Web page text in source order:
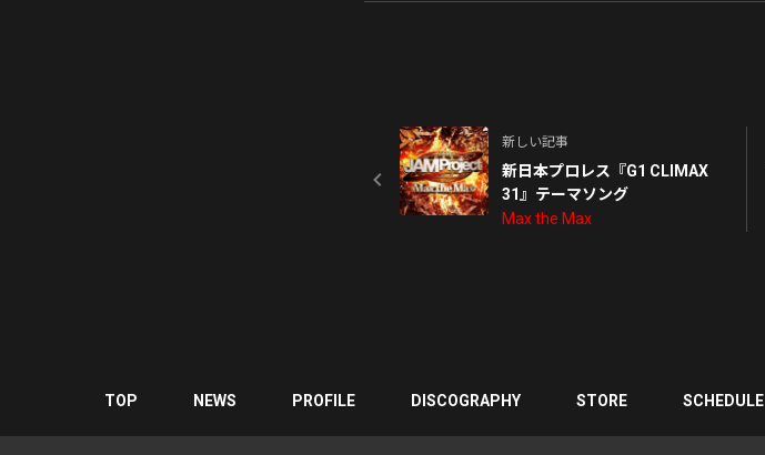
新しい記事
新日本プロレス『G1 CLIMAX
31』テーマソング
Max the Max
TOP NEWS PROFILE DISCOGRAPHY STORE SCHEDULE